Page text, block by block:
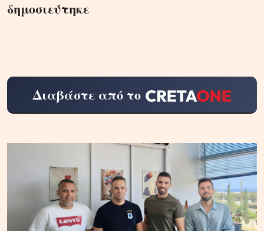
δημοσιεύτηκε
Διαβάστε από το